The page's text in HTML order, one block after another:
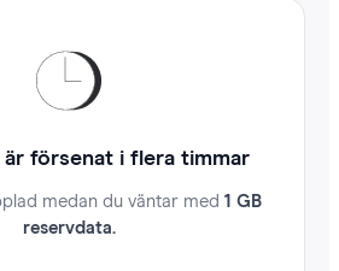
är försenat i flera timmar
medan du väntar med 1 GB
reservdata.